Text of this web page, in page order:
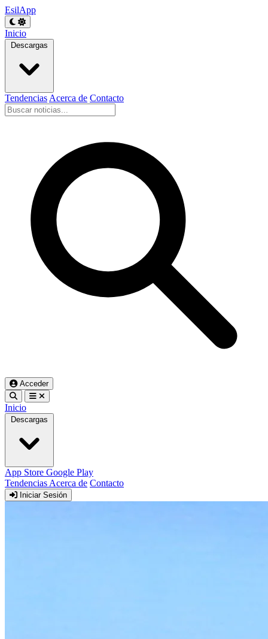
EsilApp
Inicio
Descargas
Tendencias Acerca de Contacto
Acceder
Inicio
Descargas
App Store Google Play
Tendencias Acerca de Contacto
Iniciar Sesión